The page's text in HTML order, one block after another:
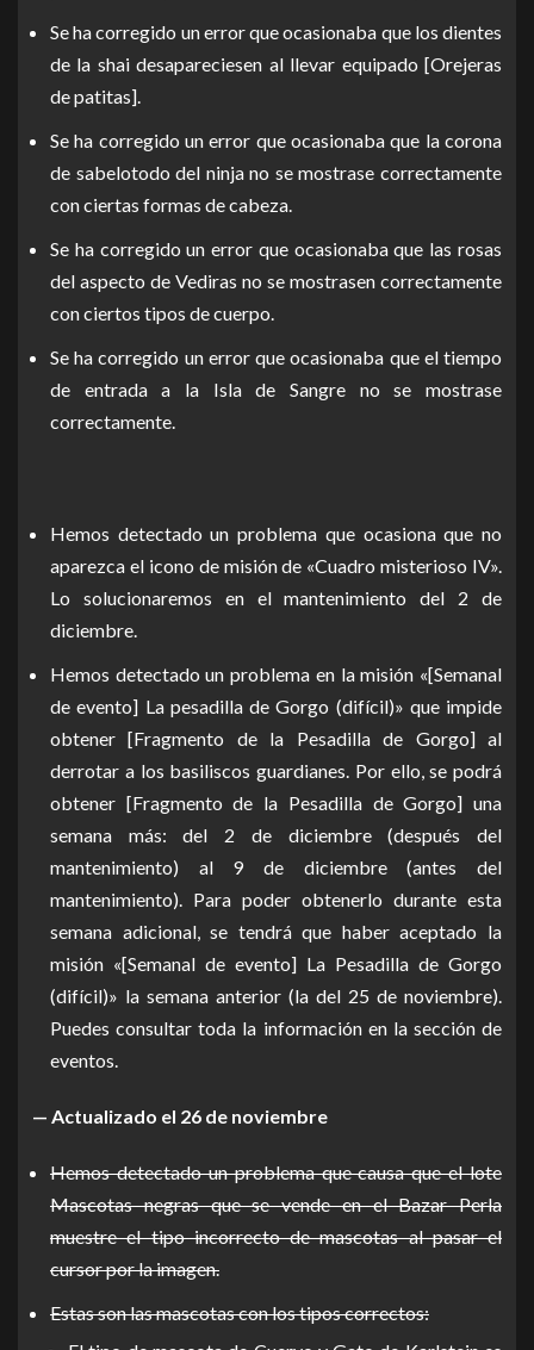
Se ha corregido un error que ocasionaba que los dientes
de la shai desapareciesen al llevar equipado [Orejeras
de patitas].
Se ha corregido un error que ocasionaba que la corona
de sabelotodo del ninja no se mostrase correctamente
con ciertas formas de cabeza.
Se ha corregido un error que ocasionaba que las rosas
del aspecto de Vediras no se mostrasen correctamente
con ciertos tipos de cuerpo.
Se ha corregido un error que ocasionaba que el tiempo
de entrada a la Isla de Sangre no se mostrase
correctamente.
Hemos detectado un problema que ocasiona que no
aparezca el icono de misión de «Cuadro misterioso IV».
Lo solucionaremos en el mantenimiento del 2 de
diciembre.
Hemos detectado un problema en la misión «[Semanal
de evento] La pesadilla de Gorgo (difícil)» que impide
obtener [Fragmento de la Pesadilla de Gorgo] al
derrotar a los basiliscos guardianes. Por ello, se podrá
obtener [Fragmento de la Pesadilla de Gorgo] una
semana más: del 2 de diciembre (después del
mantenimiento) al 9 de diciembre (antes del
mantenimiento). Para poder obtenerlo durante esta
semana adicional, se tendrá que haber aceptado la
misión «[Semanal de evento] La Pesadilla de Gorgo
(difícil)» la semana anterior (la del 25 de noviembre).
Puedes consultar toda la información en la sección de
eventos.
— Actualizado el 26 de noviembre
Hemos detectado un problema que causa que el lote
Mascotas negras que se vende en el Bazar Perla
muestre el tipo incorrecto de mascotas al pasar el
cursor por la imagen.
Estas son las mascotas con los tipos correctos: